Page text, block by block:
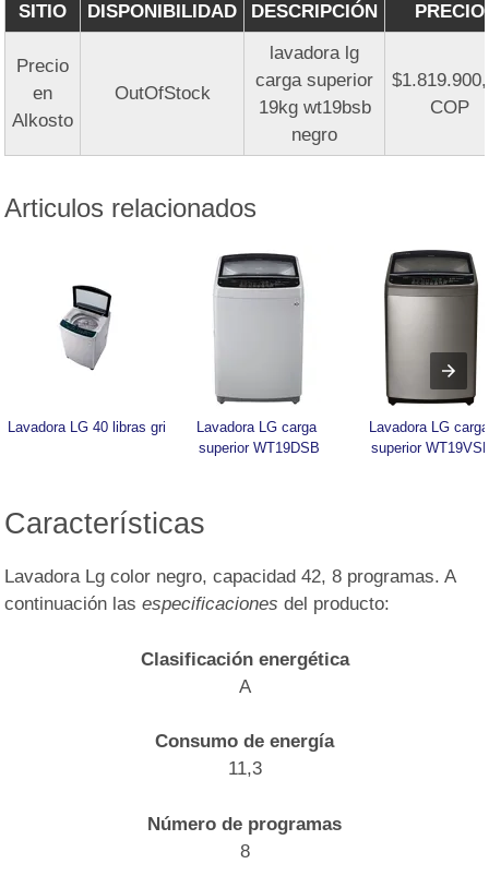
SITIO DISPONIBILIDAD DESCRIPCIÓN PRECIO
Precio
en
Alkosto
OutOfStock
lavadora lg
carga superior
19kg wt19bsb
negro
COP
Articulos relacionados
Lavadora LG 40 libras gri
Lavadora LG carga
superior WT19DSB
Lavadora LG carga
superior
Características
Lavadora Lg color negro, capacidad 42, 8 programas. A
continuación lasespecificaciones del producto:
Clasificación energética
A
Consumo de energía
11,3
Número de programas
8